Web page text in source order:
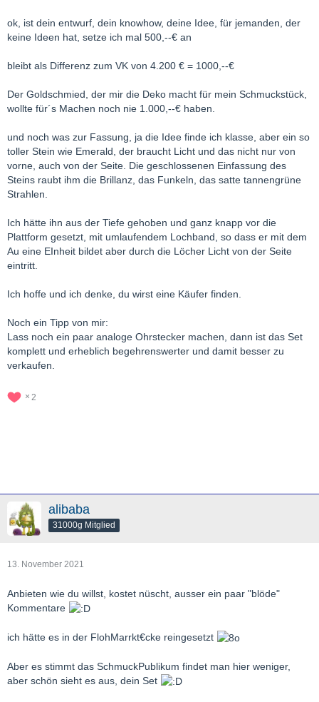
ok, ist dein entwurf, dein knowhow, deine Idee, für jemanden, der
keine Ideen hat, setze ich mal 500,--€ an
bleibt als Differenz zum VK von 4.200 € = 1000,--€
Der Goldschmied, der mir die Deko macht für mein Schmuckstück,
wollte für´s Machen noch nie 1.000,--€ haben.
und noch was zur Fassung, ja die Idee finde ich klasse, aber ein so
toller Stein wie Emerald, der braucht Licht und das nicht nur von
vorne, auch von der Seite. Die geschlossenen Einfassung des
Steins raubt ihm die Brillanz, das Funkeln, das satte tannengrüne
Strahlen.
Ich hätte ihn aus der Tiefe gehoben und ganz knapp vor die
Plattform gesetzt, mit umlaufendem Lochband, so dass er mit dem
Au eine EInheit bildet aber durch die Löcher Licht von der Seite
eintritt.
Ich hoffe und ich denke, du wirst eine Käufer finden.
Noch ein Tipp von mir:
Lass noch ein paar analoge Ohrstecker machen, dann ist das Set
komplett und erheblich begehrenswerter und damit besser zu
verkaufen.
2
alibaba
31000g Mitglied
13. November 2021
Anbieten wie du willst, kostet nüscht, ausser ein paar "blöde"
Kommentare
ich hätte es in der FlohMarrkt€cke reingesetzt
Aber es stimmt das SchmuckPublikum findet man hier weniger,
aber schön sieht es aus, dein Set